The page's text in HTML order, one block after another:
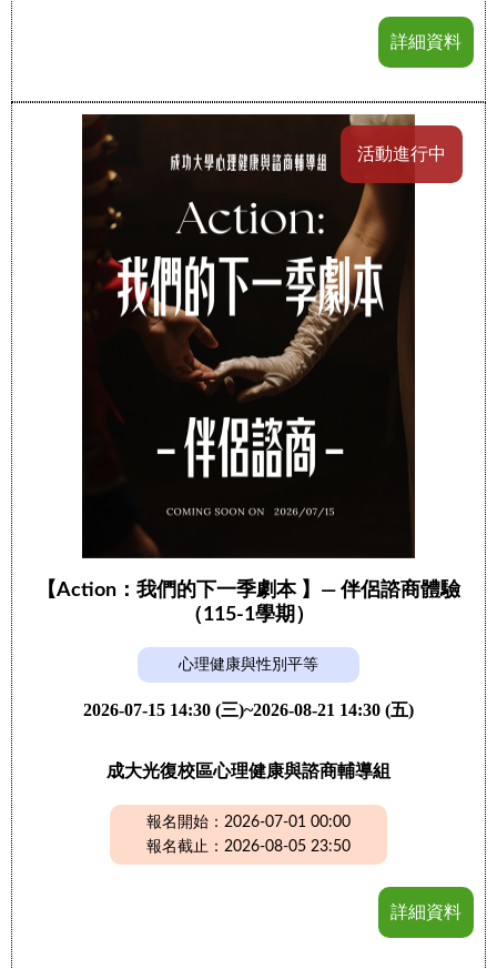
詳細資料
活動進行中
【Action：我們的下一季劇本 】— 伴侶諮商體驗
（115-1學期）
心理健康與性別平等
2026-07-15 14:30 (三)~2026-08-21 14:30 (五)
成大光復校區心理健康與諮商輔導組
報名開始：2026-07-01 00:00
報名截止：2026-08-05 23:50
詳細資料